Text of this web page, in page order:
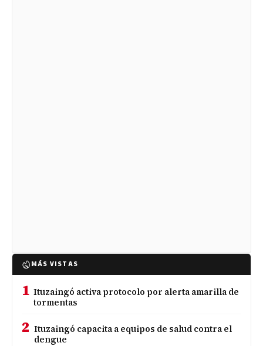
MÁS VISTAS
1 Ituzaingó activa protocolo por alerta amarilla de
tormentas
2 Ituzaingó capacita a equipos de salud contra el
dengue